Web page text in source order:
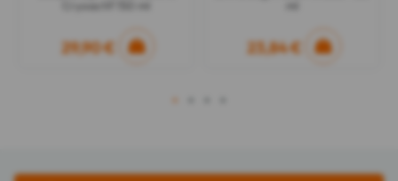
29,90 € 23,84 €
1